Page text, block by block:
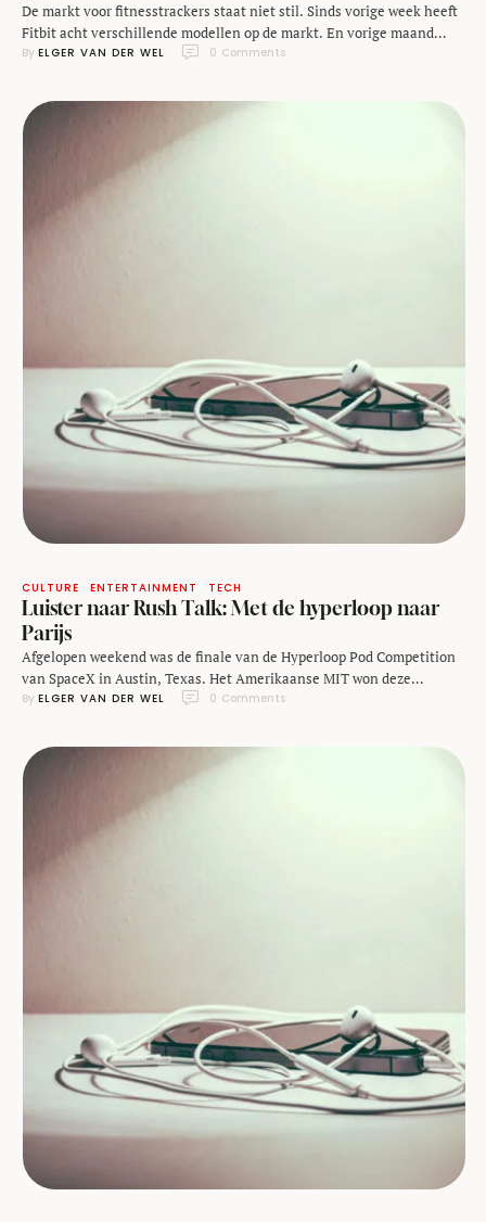
De markt voor fitnesstrackers staat niet stil. Sinds vorige week heeft
Fitbit acht verschillende modellen op de markt. En vorige maand
zagen we op de CES ook een heleboel nieuwe producten in deze
onderzoek naar buiten: er is geen wetenschappelijk bewijs dat we ook
daadwerkelijk gezonder gaan …
By ELGER VAN DER WEL 0 Comments
CULTURE ENTERTAINMENT TECH
Luister naar Rush Talk: Met de hyperloop naar
Parijs
Afgelopen weekend was de finale van de Hyperloop Pod Competition
van SpaceX in Austin, Texas. Het Amerikaanse MIT won deze
wedstrijd, waarvoor teams van universiteiten een capsule voor de
Hyperloop, tweede. Eerder ging ik al bij ze langs, toen ze hun ontwerp
in Nederland …
By ELGER VAN DER WEL 0 Comments